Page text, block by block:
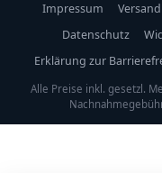
Impressum
Datenschutz
Erklärung zur
Alle Preise inkl. gesetzl.